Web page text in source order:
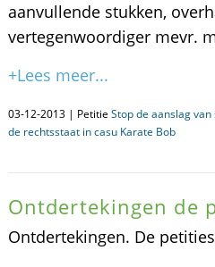
aanvullende stukken,
vertegenwoordiger mevr.
+Lees meer...
03-12-2013 | Petitie Stop de aanslag
de rechtsstaat in casu Karate Bob
Ontdertekingen de
Ontdertekingen. De